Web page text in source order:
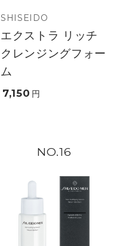
SHISEIDO
エクストラ リッチ
クレンジングフォー
ム
7,150 円
16